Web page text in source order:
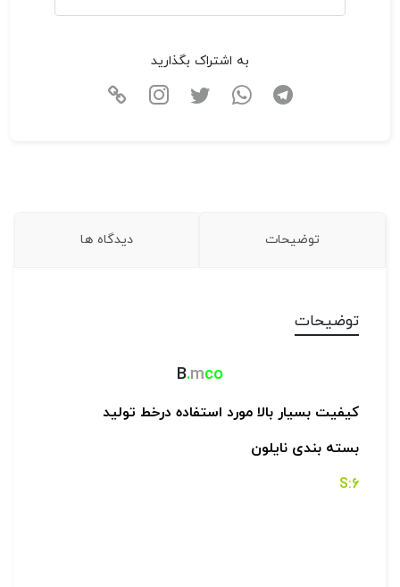
به اشتراک بگذارید
توضیحات دیدگاه ها
توضیحات
B.mco
کیفیت بسیار بالا مورد استفاده درخط تولید
بسته بندی نایلون
6:S